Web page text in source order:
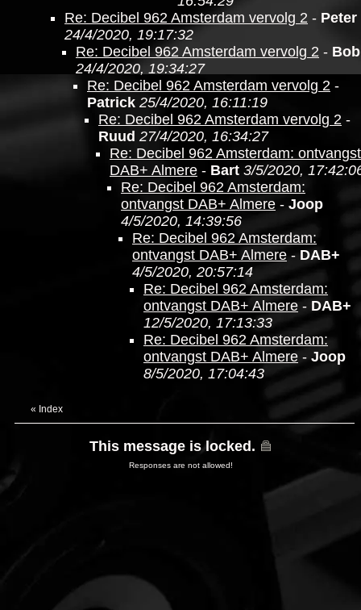
Re: Decibel 962 Amsterdam vervolg 2 - Peter
24/4/2020, 19:17:32
Re: Decibel 962 Amsterdam vervolg 2 - Bob
24/4/2020, 19:34:27
Re: Decibel 962 Amsterdam vervolg 2 -
Patrick 25/4/2020, 16:11:19
Re: Decibel 962 Amsterdam vervolg 2 -
Ruud 27/4/2020, 16:34:27
Re: Decibel 962 Amsterdam: ontvangst
DAB+ Almere - Bart 3/5/2020,
Re: Decibel 962 Amsterdam:
ontvangst DAB+ Almere - Joop
4/5/2020, 14:39:56
Re: Decibel 962 Amsterdam:
ontvangst DAB+ Almere - DAB+
4/5/2020, 20:57:14
Re: Decibel 962 Amsterdam:
ontvangst DAB+ Almere - DAB+
12/5/2020, 17:13:33
Re: Decibel 962 Amsterdam:
ontvangst DAB+ Almere - Joop
8/5/2020, 17:04:43
« Index
This message is locked.
Responses are not allowed!